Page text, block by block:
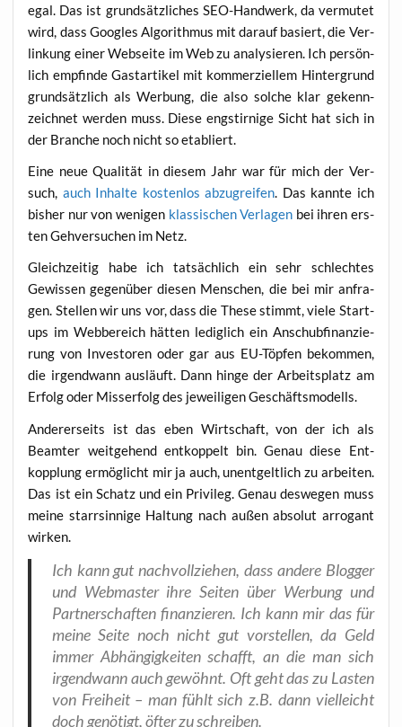
egal. Das ist grund­sätz­li­ches SEO-Hand­werk, da ver­mu­tet
wird, dass Goo­gles Algo­rith­mus mit dar­auf basiert, die Ver­
lin­kung einer Web­sei­te im Web zu ana­ly­sie­ren. Ich per­sön­
lich emp­fin­de Gast­ar­ti­kel mit kom­mer­zi­el­lem Hin­ter­grund
grund­sätz­lich als Wer­bung, die also sol­che klar gekenn­
zeich­net wer­den muss. Die­se eng­stir­ni­ge Sicht hat sich in
der Bran­che noch nicht so etabliert.
Eine neue Qua­li­tät in die­sem Jahr war für mich der Ver­
such, auch Inhal­te kos­ten­los abzu­grei­fen. Das kann­te ich
bis­her nur von weni­gen klas­si­schen Ver­la­gen bei ihren ers­
ten Geh­ver­su­chen im Netz.
Gleich­zei­tig habe ich tat­säch­lich ein sehr schlech­tes
Gewis­sen gegen­über die­sen Men­schen, die bei mir anfra­
gen. Stel­len wir uns vor, dass die The­se stimmt, vie­le Start­
ups im Web­be­reich hät­ten ledig­lich ein Anschub­fi­nan­zie­
rung von Inves­to­ren oder gar aus EU-Töp­fen bekom­men,
die irgend­wann aus­läuft. Dann hin­ge der Arbeits­platz am
Erfolg oder Miss­erfolg des jewei­li­gen Geschäftsmodells.
Ande­rer­seits ist das eben Wirt­schaft, von der ich als
Beam­ter weit­ge­hend ent­kop­pelt bin. Genau die­se Ent­
kopp­lung ermög­licht mir ja auch, unent­gelt­lich zu arbei­ten.
Das ist ein Schatz und ein Pri­vi­leg. Genau des­we­gen muss
mei­ne starr­sin­ni­ge Hal­tung nach außen abso­lut arro­gant
wirken.
Ich kann gut nach­voll­zie­hen, dass ande­re Blog­ger
und Web­mas­ter ihre Sei­ten über Wer­bung und
Part­ner­schaf­ten finan­zie­ren. Ich kann mir das für
mei­ne Sei­te noch nicht gut vor­stel­len, da Geld
immer Abhän­gig­kei­ten schafft, an die man sich
irgend­wann auch gewöhnt. Oft geht das zu Las­ten
von Frei­heit – man fühlt sich z.B. dann viel­leicht
doch genö­tigt, öfter zu schreiben.